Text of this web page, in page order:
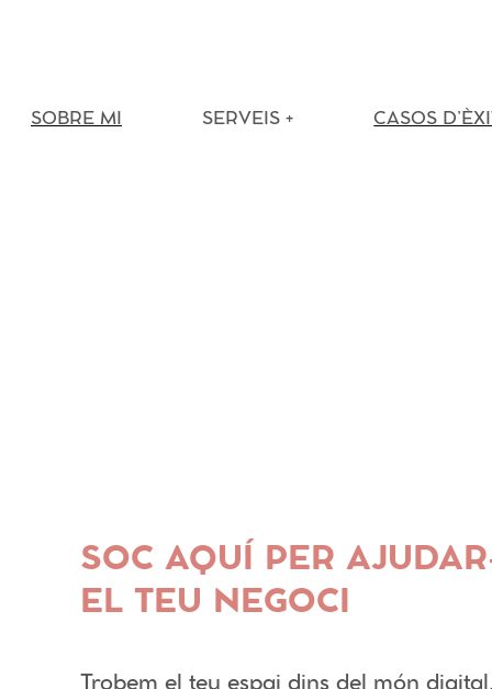
SOBRE MI SERVEIS + CASOS
SOC AQUÍ PER
EL TEU NEGOCI